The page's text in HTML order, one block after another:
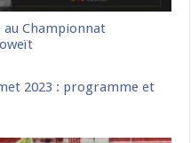
Championnat
2023 : programme et